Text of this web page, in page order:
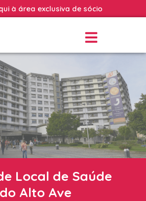
à área exclusiva de sócio
Local de Saúde
do Alto Ave